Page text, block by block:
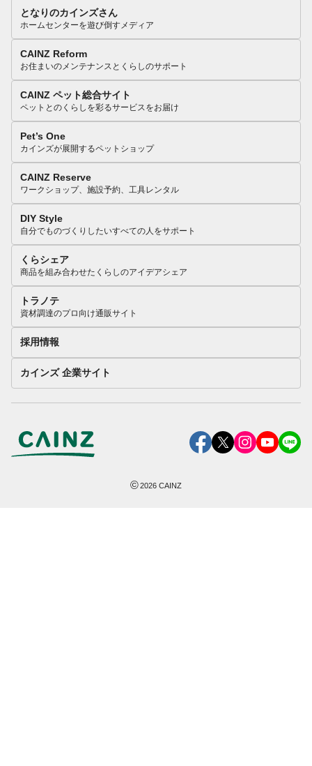
となりのカインズさん
ホームセンターを遊び倒すメディア
CAINZ Reform
お住まいのメンテナンスとくらしのサポート
CAINZ ペット総合サイト
ペットとのくらしを彩るサービスをお届け
Pet’s One
カインズが展開するペットショップ
CAINZ Reserve
ワークショップ、施設予約、工具レンタル
DIY Style
自分でものづくりしたいすべての人をサポート
くらシェア
商品を組み合わせたくらしのアイデアシェア
トラノテ
資材調達のプロ向け通販サイト
採用情報
カインズ 企業サイト
©2026 CAINZ